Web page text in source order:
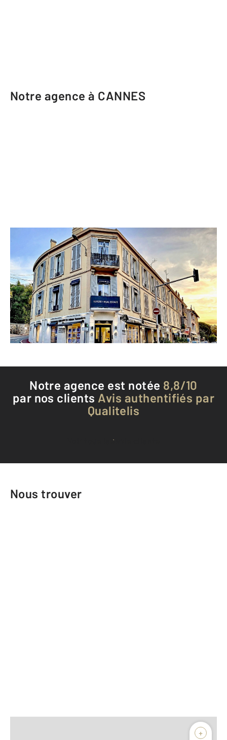
Notre agence à CANNES
CENTURY 21 Adhère Transactions
65 avenue Maréchal Juin
CANNES - 06400
Envoyer un message
Téléphoner à l'agence
Notre agence est notée 8,8/10
par nos clients Avis authentifiés par
Qualitelis
Voir tous les avis clients
Nous trouver
+